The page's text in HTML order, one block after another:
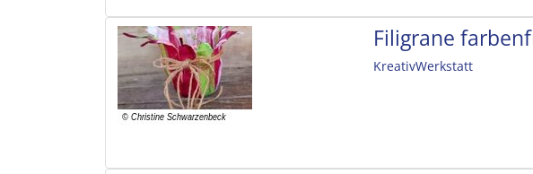
Filigrane
KreativWerkstatt